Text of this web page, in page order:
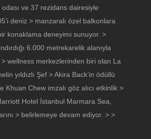
ve 37 rezidans dairesiyle
deniz > manzaralı özel balkonlara
konaklama deneyimi sunuyor. >
6.000 metrekarelik alanıyla
wellness merkezlerinden biri olan La
yıldızlı Şef > Akira Back’in ödüllü
Khuan Chew imzalı göz alıcı etkinlik >
Hotel İstanbul Marmara Sea,
> belirlemeye devam ediyor. > >